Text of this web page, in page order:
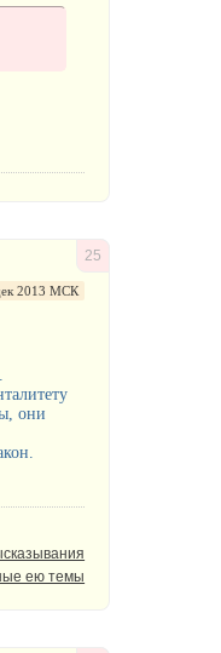
25
2013 МСК
они
ею темы